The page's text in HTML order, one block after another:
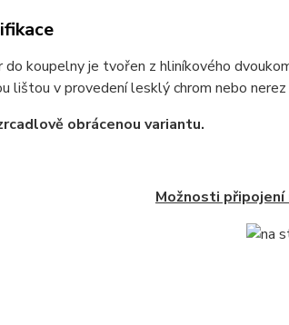
koupelny je tvořen z hliníkového
lištou v provedení lesklý chrom nebo
obrácenou variantu.
Možnosti